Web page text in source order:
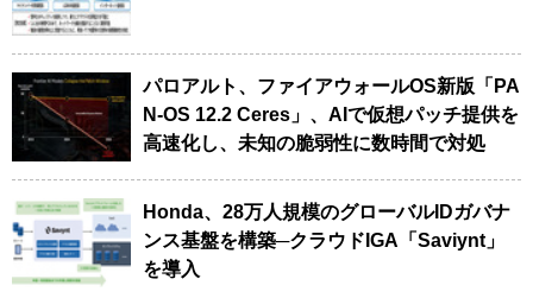
パロアルト、ファイアウォールOS新版「PA
N-OS 12.2 Ceres」、AIで仮想パッチ提供を
高速化し、未知の脆弱性に数時間で対処
Honda、28万人規模のグローバルIDガバナ
ンス基盤を構築─クラウドIGA「Saviynt」
を導入